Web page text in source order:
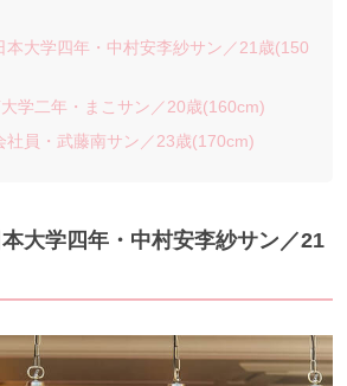
本大学四年・中村安李紗サン／21歳(150
学二年・まこサン／20歳(160cm)
社員・武藤南サン／23歳(170cm)
大学四年・中村安李紗サン／21